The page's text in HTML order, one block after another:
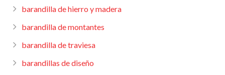
barandilla de hierro y madera
barandilla de montantes
barandilla de traviesa
barandillas de diseño